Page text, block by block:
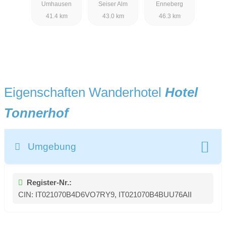
Umhausen
41.4 km
Seiser Alm
43.0 km
Enneberg
46.3 km
Eigenschaften Wanderhotel Hotel
Tonnerhof
Umgebung
Register-Nr.:
CIN: IT021070B4D6VO7RY9, IT021070B4BUU76AII